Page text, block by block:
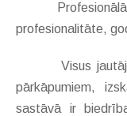
Profesionālās
profesionalitāte,
Visus
pārkāpumiem,
sastāvā ir